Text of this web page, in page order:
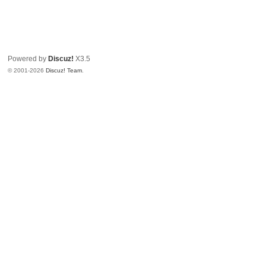
Powered by Discuz! X3.5
© 2001-2026Discuz! Team